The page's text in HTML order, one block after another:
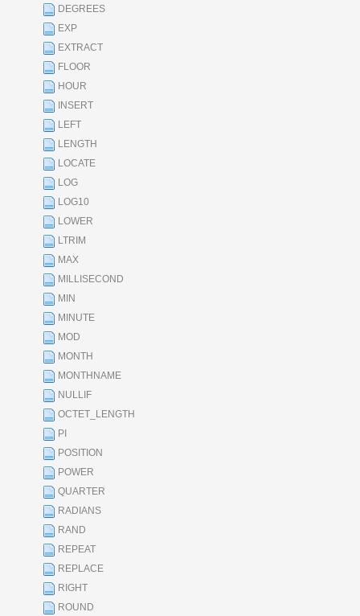
DEGREES
EXP
EXTRACT
FLOOR
HOUR
INSERT
LEFT
LENGTH
LOCATE
LOG
LOG10
LOWER
LTRIM
MAX
MILLISECOND
MIN
MINUTE
MOD
MONTH
MONTHNAME
NULLIF
OCTET_LENGTH
PI
POSITION
POWER
QUARTER
RADIANS
RAND
REPEAT
REPLACE
RIGHT
ROUND